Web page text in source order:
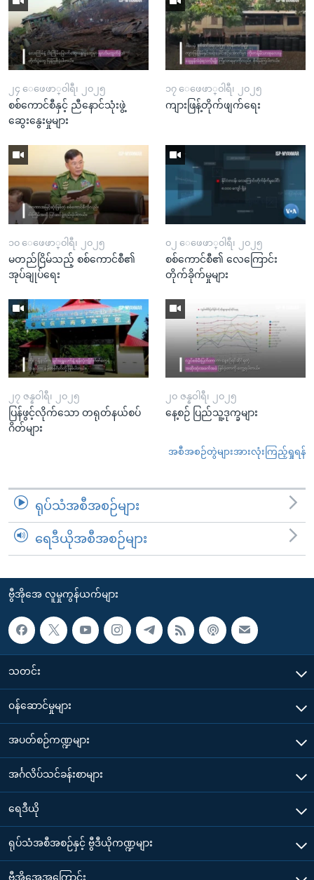
၂၄ ေဖေဖာ္၀ါရီ၊ ၂၀၂၅
စစ်ကောင်စီနှင့် ညီနောင်သုံးဖွဲ့
ဆွေးနွေးမှုများ
၁၇ ေဖေဖာ္၀ါရီ၊ ၂၀၂၅
ကျားဖြန့်တိုက်ဖျက်ရေး
၁၀ ေဖေဖာ္၀ါရီ၊ ၂၀၂၅
မတည်ငြိမ်သည့် စစ်ကောင်စီ၏
အုပ်ချုပ်ရေး
၀၂ ေဖေဖာ္၀ါရီ၊ ၂၀၂၅
စစ်ကောင်စီ၏ လေကြောင်း
တိုက်ခိုက်မှုများ
၂၇ ဇန္နဝါရီ၊ ၂၀၂၅
ပြန်ဖွင့်လိုက်သော တရုတ်နယ်စပ်
ဂိတ်များ
၂၀ ဇန္နဝါရီ၊ ၂၀၂၅
နေ့စဉ် ပြည်သူ့ဒုက္ခများ
အစီအစဉ်တွဲများအားလုံးကြည့်ရှုရန်
ရုပ်သံအစီအစဉ်များ
ရေဒီယိုအစီအစဉ်များ
ဗွီအိုအေ လူမှုကွန်ယက်များ
သတင်း
၀န်ဆောင်မှုများ
အပတ်စဉ်ကဏ္ဍများ
အင်္ဂလိပ်သင်ခန်းစာများ
ရေဒီယို
ရုပ်သံအစီအစဉ်နှင့် ဗွီဒီယိုကဏ္ဍများ
ဗွီအိုအေအကြောင်း